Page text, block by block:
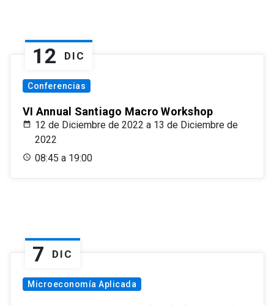
12 DIC
Conferencias
VI Annual Santiago Macro Workshop
12 de Diciembre de 2022 a 13 de Diciembre de
2022
08:45 a 19:00
7 DIC
Microeconomía Aplicada